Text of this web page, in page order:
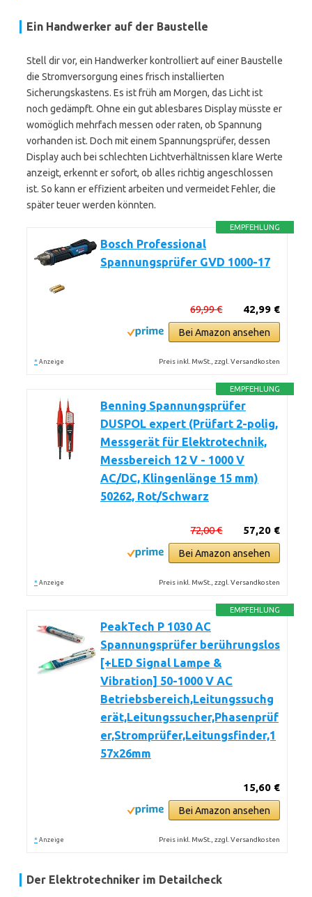
Ein Handwerker auf der Baustelle
Stell dir vor, ein Handwerker kontrolliert auf einer Baustelle
die Stromversorgung eines frisch installierten
Sicherungskastens. Es ist früh am Morgen, das Licht ist
noch gedämpft. Ohne ein gut ablesbares Display müsste er
womöglich mehrfach messen oder raten, ob Spannung
vorhanden ist. Doch mit einem Spannungsprüfer, dessen
Display auch bei schlechten Lichtverhältnissen klare Werte
anzeigt, erkennt er sofort, ob alles richtig angeschlossen
ist. So kann er effizient arbeiten und vermeidet Fehler, die
später teuer werden könnten.
EMPFEHLUNG
Bosch Professional
Spannungsprüfer GVD 1000-17
42,99 €
69,99 €
Bei Amazon ansehen
* Anzeige Preis inkl. MwSt., zzgl. Versandkosten
EMPFEHLUNG
Benning Spannungsprüfer
DUSPOL expert (Prüfart 2-polig,
Messgerät für Elektrotechnik,
Messbereich 12 V - 1000 V
AC/DC, Klingenlänge 15 mm)
50262, Rot/Schwarz
57,20 €
72,00 €
Bei Amazon ansehen
* Anzeige Preis inkl. MwSt., zzgl. Versandkosten
EMPFEHLUNG
PeakTech P 1030 AC
Spannungsprüfer berührungslos
[+LED Signal Lampe &
Vibration] 50-1000 V AC
Betriebsbereich,Leitungssuchg
erät,Leitungssucher,Phasenprüf
er,Stromprüfer,Leitungsfinder,1
57x26mm
15,60 €
Bei Amazon ansehen
* Anzeige Preis inkl. MwSt., zzgl. Versandkosten
Der Elektrotechniker im Detailcheck